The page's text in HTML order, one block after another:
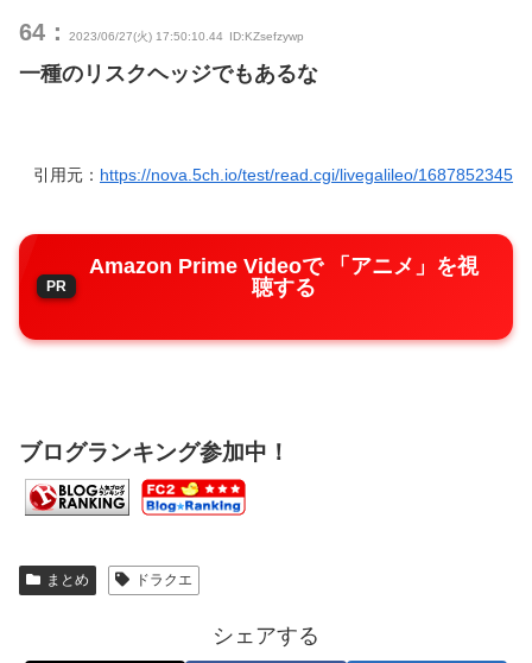
64： 2023/06/27(火) 17:50:10.44 ID:KZsefzywp
一種のリスクヘッジでもあるな
引用元： https://nova.5ch.io/test/read.cgi/livegalileo/1687852345
Amazon Prime Videoで 「アニメ」を視
聴する
ブログランキング参加中！
まとめ ドラクエ
シェアする